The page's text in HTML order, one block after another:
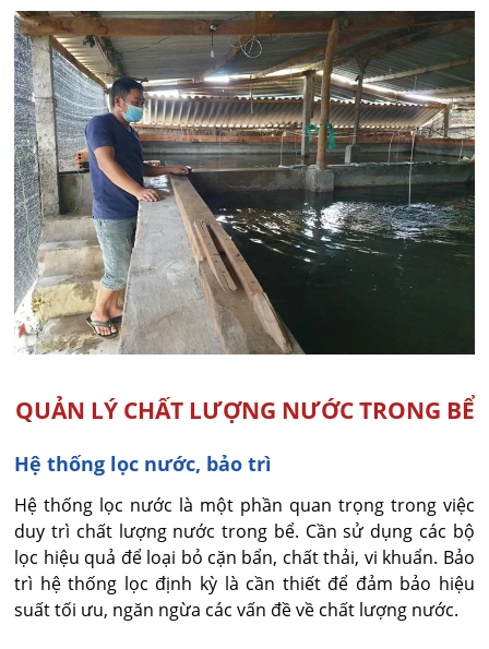
QUẢN LÝ CHẤT LƯỢNG NƯỚC TRONG BỂ
Hệ thống lọc nước, bảo trì
Hệ thống lọc nước là một phần quan trọng trong việc
duy trì chất lượng nước trong bể. Cần sử dụng các bộ
lọc hiệu quả để loại bỏ cặn bẩn, chất thải, vi khuẩn. Bảo
trì hệ thống lọc định kỳ là cần thiết để đảm bảo hiệu
suất tối ưu, ngăn ngừa các vấn đề về chất lượng nước.